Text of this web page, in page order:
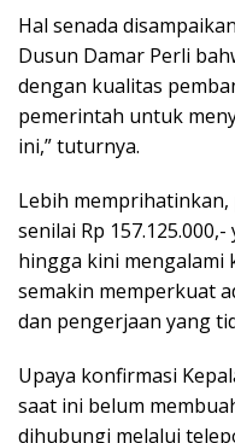
Hal senada
Dusun Damar Perli
dengan kualitas
pemerintah untuk
ini,” tuturnya.
Lebih
senilai Rp
hingga kini mengalami
semakin memperkuat
dan pengerjaan yang
Upaya konfirmasi
saat ini belum
dihubungi melalui